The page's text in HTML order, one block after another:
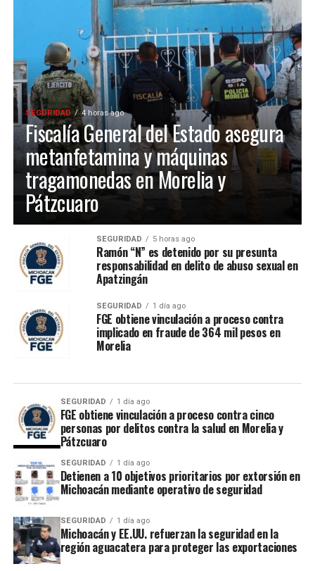
SEGURIDAD 4 horas ago
Fiscalía General del Estado asegura
metanfetamina y máquinas
tragamonedas en Morelia y
Pátzcuaro
SEGURIDAD 5 horas ago
Ramón “N” es detenido por su presunta
responsabilidad en delito de abuso sexual en
Apatzingán
SEGURIDAD 1 día ago
FGE obtiene vinculación a proceso contra
implicado en fraude de 364 mil pesos en
Morelia
SEGURIDAD 1 día ago
FGE obtiene vinculación a proceso contra cinco
personas por delitos contra la salud en Morelia y
Pátzcuaro
SEGURIDAD 1 día ago
Detienen a 10 objetivos prioritarios por extorsión en
Michoacán mediante operativo de seguridad
SEGURIDAD 1 día ago
Michoacán y EE.UU. refuerzan la seguridad en la
región aguacatera para proteger las exportaciones